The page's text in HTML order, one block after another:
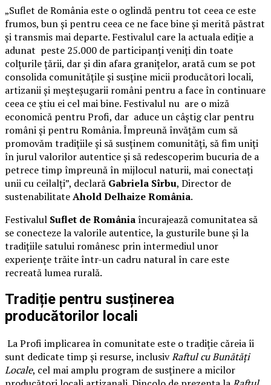
„Suflet de România este o oglindă pentru tot ceea ce este
frumos, bun și pentru ceea ce ne face bine și merită păstrat
și transmis mai departe. Festivalul care la actuala ediție a
adunat peste 25.000 de participanți veniți din toate
colțurile țării, dar și din afara granițelor, arată cum se pot
consolida comunitățile și susține micii producători locali,
artizanii și meșteșugarii români pentru a face în continuare
ceea ce știu ei cel mai bine. Festivalul nu are o miză
economică pentru Profi, dar aduce un câștig clar pentru
români și pentru România. Împreună învățăm cum să
promovăm tradițiile și să susținem comunități, să fim uniți
în jurul valorilor autentice și să redescoperim bucuria de a
petrece timp împreună în mijlocul naturii, mai conectați
unii cu ceilalți”, declară Gabriela Sîrbu, Director de
sustenabilitateAhold Delhaize România.
Festivalul Suflet de Româniaîncurajează comunitatea să
se conecteze la valorile autentice, la gusturile bune și la
tradițiile satului românesc prin intermediul unor
experiențe trăite într-un cadru natural în care este
recreată lumea rurală.
Tradiție pentru susținerea
producătorilor locali
La Profi implicarea în comunitate este o tradiție căreia îi
sunt dedicate timp și resurse, inclusivRaftul cu Bunătăți
Locale, cel mai amplu program de susținere a micilor